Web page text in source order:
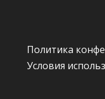
Политика
Условия